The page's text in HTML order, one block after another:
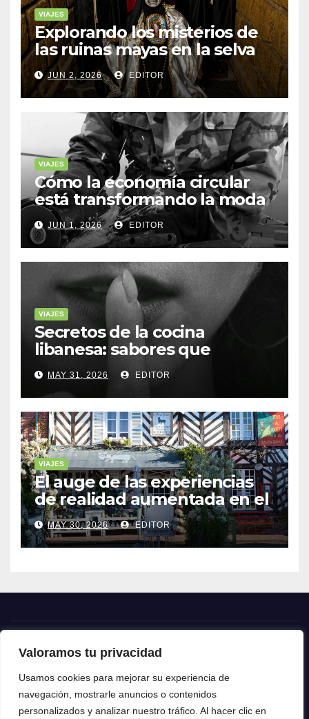
Valoramos tu privacidad
Usamos cookies para mejorar su experiencia de
navegación, mostrarle anuncios o contenidos
personalizados y analizar nuestro tráfico. Al hacer clic en
VIAJES
Explorando los misterios de
las ruinas mayas en la selva
de Yucatán
JUN 2, 2026 EDITOR
VIAJES
Cómo la economía circular
está transformando la moda
sostenible
JUN 1, 2026 EDITOR
VIAJES
Secretos de la cocina
libanesa: sabores que
cuentan historias
MAY 31, 2026 EDITOR
VIAJES
El auge de las experiencias
de realidad aumentada en el
turismo
MAY 30, 2026 EDITOR
Crónica24
Crónica 24